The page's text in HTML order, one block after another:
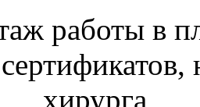
работы в
хирурга